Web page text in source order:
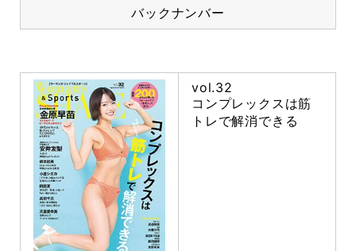
バックナンバー
vol.32
コンプレックスは筋
トレで解消できる